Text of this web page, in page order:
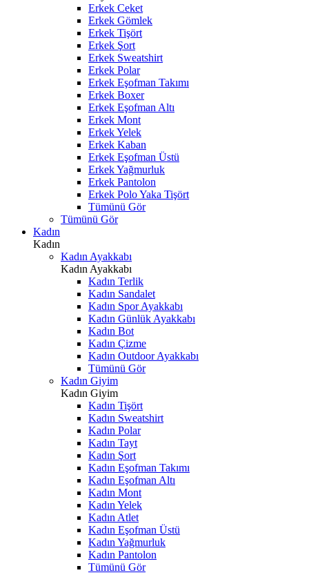
Erkek Ceket
Erkek Gömlek
Erkek Tişört
Erkek Şort
Erkek Sweatshirt
Erkek Polar
Erkek Eşofman Takımı
Erkek Boxer
Erkek Eşofman Altı
Erkek Mont
Erkek Yelek
Erkek Kaban
Erkek Eşofman Üstü
Erkek Yağmurluk
Erkek Pantolon
Erkek Polo Yaka Tişört
Tümünü Gör
Tümünü Gör
Kadın
Kadın
Kadın Ayakkabı
Kadın Ayakkabı
Kadın Terlik
Kadın Sandalet
Kadın Spor Ayakkabı
Kadın Günlük Ayakkabı
Kadın Bot
Kadın Çizme
Kadın Outdoor Ayakkabı
Tümünü Gör
Kadın Giyim
Kadın Giyim
Kadın Tişört
Kadın Sweatshirt
Kadın Polar
Kadın Tayt
Kadın Şort
Kadın Eşofman Takımı
Kadın Eşofman Altı
Kadın Mont
Kadın Yelek
Kadın Atlet
Kadın Eşofman Üstü
Kadın Yağmurluk
Kadın Pantolon
Tümünü Gör